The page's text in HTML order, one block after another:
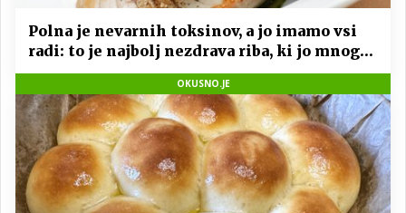
Polna je nevarnih toksinov, a jo imamo vsi
radi: to je najbolj nezdrava riba, ki jo mnogi
redno uživajo
OKUSNO.JE